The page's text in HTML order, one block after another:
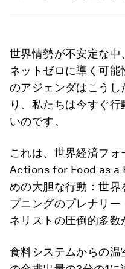
世界情勢が不安定な中
ネットゼロに導く可能
のアジェンダはこうし
り、私たちは今すぐ
いのです。
これは、世界経済フ
Actions for Food as a
めの大胆な行動：世界
プニングのプレナリ
ネリストの圧倒的多数
食料システムからの温